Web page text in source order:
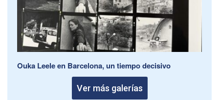
Ouka Leele en Barcelona, un tiempo decisivo
Ver más galerías